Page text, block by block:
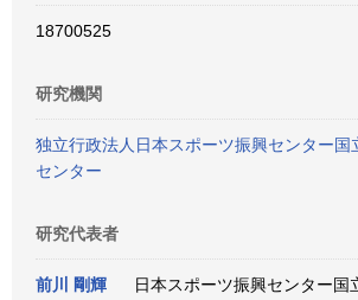
18700525
研究機関
独立行政法人日本スポーツ振興センター国
センター
研究代表者
前川 剛輝
日本スポーツ振興センター国